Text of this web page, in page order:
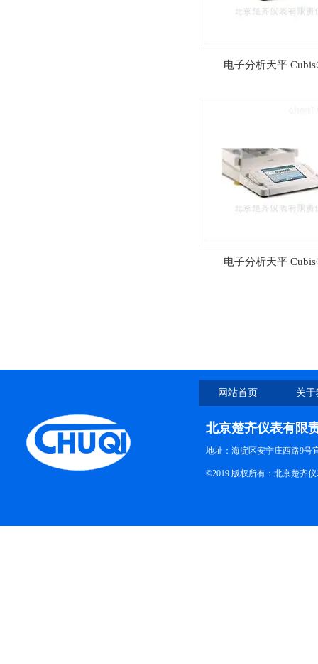
电子分析天平
电子分析天平
网站首页 关
北京楚齐仪表有限
地址：海淀区安宁庄西路9号
©2019 版权所有：北京楚齐